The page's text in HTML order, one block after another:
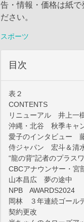
告・情報・価格は紙で
ださい。
スポーツ
目次
表２
CONTENTS
リニューアル 井上一
沖縄・北谷 秋季キャ
愛子のインタビュー
侍ジャパン 宏斗＆清
“龍の背”記者のプラス
CBCアナウンサー・宮
山本昌広 夢の途中
NPB AWARDS2024
岡林 ３年連続ゴール
契約更改